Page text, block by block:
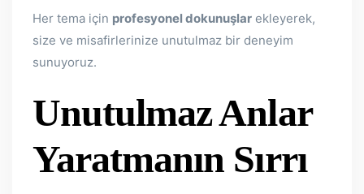
Her tema için profesyonel dokunuşlar ekleyerek,
size ve misafirlerinize unutulmaz bir deneyim
sunuyoruz.
Unutulmaz Anlar
Yaratmanın Sırrı